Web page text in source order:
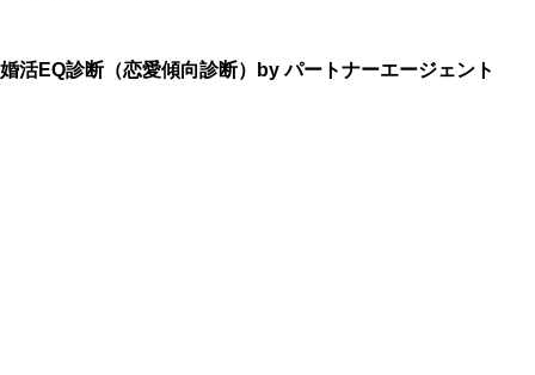
婚活EQ診断（恋愛傾向診断）by パートナーエージェント